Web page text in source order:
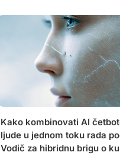
Kako kombinovati AI
ljude u jednom toku rada
Vodič za hibridnu brigu o